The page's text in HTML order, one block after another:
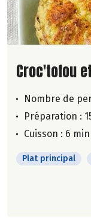
Lire la
Croc'tofou
Nombre de
Préparation :
Cuisson : 6 min
Plat principal